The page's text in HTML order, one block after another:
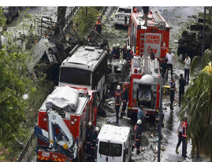
哈里与梅根亮相都柏林街头接受民众欢迎